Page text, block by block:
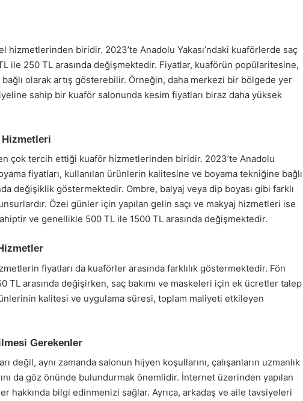
hizmetlerinden biridir. 2023’te Anadolu Yakası’ndaki kuaförlerde saç
ile 250 TL arasında değişmektedir. Fiyatlar, kuaförün popülaritesine,
olarak artış gösterebilir. Örneğin, daha merkezi bir bölgede yer
sahip bir kuaför salonunda kesim fiyatları biraz daha yüksek
Hizmetleri
çok tercih ettiği kuaför hizmetlerinden biridir. 2023’te Anadolu
fiyatları, kullanılan ürünlerin kalitesine ve boyama tekniğine bağlı
değişiklik göstermektedir. Ombre, balyaj veya dip boyası gibi farklı
Özel günler için yapılan gelin saçı ve makyaj hizmetleri ise
ve genellikle 500 TL ile 1500 TL arasında değişmektedir.
fiyatları da kuaförler arasında farklılık göstermektedir. Fön
TL arasında değişirken, saç bakımı ve maskeleri için ek ücretler talep
kalitesi ve uygulama süresi, toplam maliyeti etkileyen
Gerekenler
değil, aynı zamanda salonun hijyen koşullarını, çalışanların uzmanlık
da göz önünde bulundurmak önemlidir. İnternet üzerinden yapılan
hakkında bilgi edinmenizi sağlar. Ayrıca, arkadaş ve aile tavsiyeleri